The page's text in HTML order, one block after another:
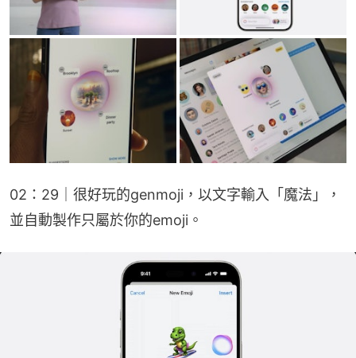
02：29｜很好玩的genmoji，以文字輸入「魔法」，
並自動製作只屬於你的emoji。